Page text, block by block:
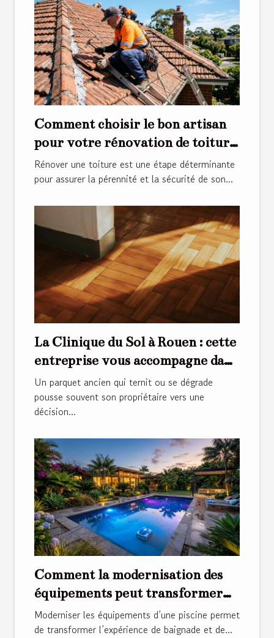
Comment choisir le bon artisan
pour votre rénovation de toiture
?
Rénover une toiture est une étape déterminante
pour assurer la pérennité et la sécurité de son...
La Clinique du Sol à Rouen : cette
entreprise vous accompagne dans
la rénovation de parquets anciens
Un parquet ancien qui ternit ou se dégrade
pousse souvent son propriétaire vers une
décision...
Comment la modernisation des
équipements peut transformer
votre piscine ?
Moderniser les équipements d’une piscine permet
de transformer l’expérience de baignade et de...